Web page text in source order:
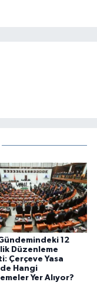
12
Düzenleme
Çerçeve Yasa
Hangi
Yer Alıyor?